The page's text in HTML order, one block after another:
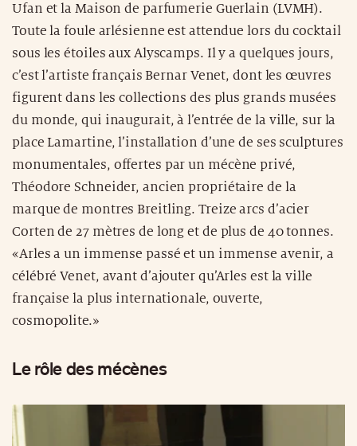
Ufan et la Maison de parfumerie Guerlain (LVMH).
Toute la foule arlésienne est attendue lors du cocktail
sous les étoiles aux Alyscamps. Il y a quelques jours,
c’est l’artiste français Bernar Venet, dont les œuvres
figurent dans les collections des plus grands musées
du monde, qui inaugurait, à l’entrée de la ville, sur la
place Lamartine, l’installation d’une de ses sculptures
monumentales, offertes par un mécène privé,
Théodore Schneider, ancien propriétaire de la
marque de montres Breitling. Treize arcs d’acier
Corten de 27 mètres de long et de plus de 40 tonnes.
«Arles a un immense passé et un immense avenir, a
célébré Venet, avant d’ajouter qu’Arles est la ville
française la plus internationale, ouverte,
cosmopolite.»
Le rôle des mécènes